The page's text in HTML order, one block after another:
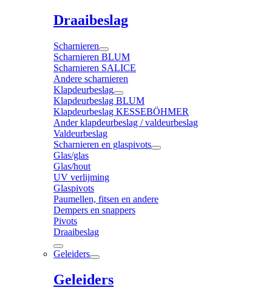
Draaibeslag
Scharnieren
Scharnieren BLUM
Scharnieren SALICE
Andere scharnieren
Klapdeurbeslag
Klapdeurbeslag BLUM
Klapdeurbeslag KESSEBÖHMER
Ander klapdeurbeslag / valdeurbeslag
Valdeurbeslag
Scharnieren en glaspivots
Glas/glas
Glas/hout
UV verlijming
Glaspivots
Paumellen, fitsen en andere
Dempers en snappers
Pivots
Draaibeslag
Geleiders
Geleiders